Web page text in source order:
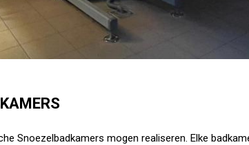
Snoezelbadkamers mogen realiseren. Elke